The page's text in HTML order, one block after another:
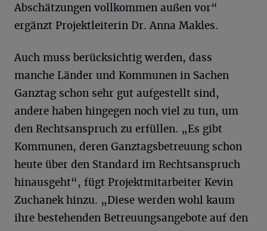
Abschätzungen vollkommen außen vor“
ergänzt Projektleiterin Dr. Anna Makles.
Auch muss berücksichtig werden, dass
manche Länder und Kommunen in Sachen
Ganztag schon sehr gut aufgestellt sind,
andere haben hingegen noch viel zu tun, um
den Rechtsanspruch zu erfüllen. „Es gibt
Kommunen, deren Ganztagsbetreuung schon
heute über den Standard im Rechtsanspruch
hinausgeht“, fügt Projektmitarbeiter Kevin
Zuchanek hinzu. „Diese werden wohl kaum
ihre bestehenden Betreuungsangebote auf den